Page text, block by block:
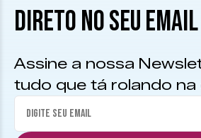
DIRETO NO SEU EMAIL
Assine a nossa
tudo que tá rolando na